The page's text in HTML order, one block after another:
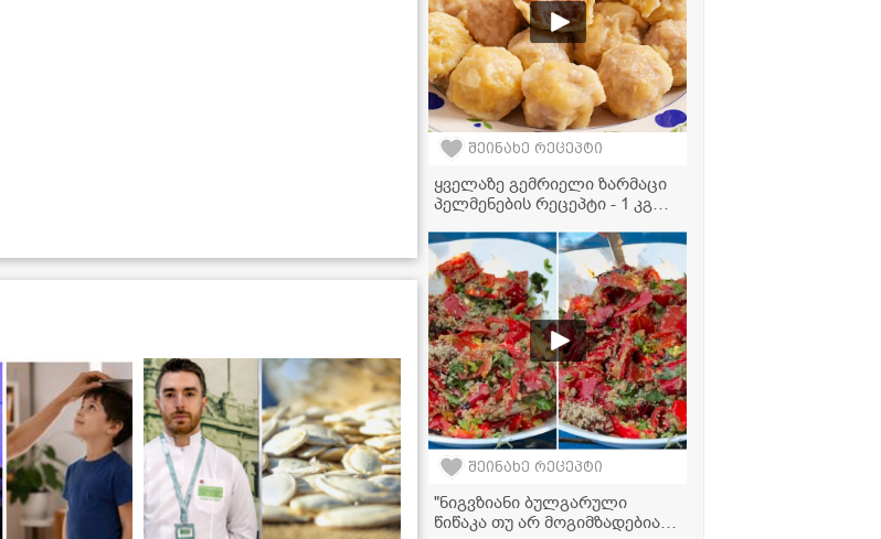
შეინახე რეცეპტი
ყველაზე გემრიელი ზარმაცი
პელმენების რეცეპტი - 1 კგ
შეინახე რეცეპტი
"ნიგვზიანი ბულგარული
წიწაკა თუ არ მოგიმზადებიათ